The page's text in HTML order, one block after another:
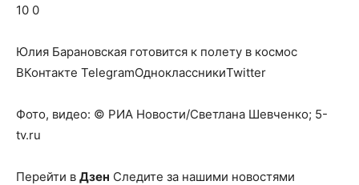
10 0
Юлия Барановская готовится к полету в космос
ВКонтакте TelegramОдноклассникиTwitter
Фото, видео: © РИА Новости/Светлана Шевченко; 5-
tv.ru
Перейти в Дзен Следите за нашими новостями